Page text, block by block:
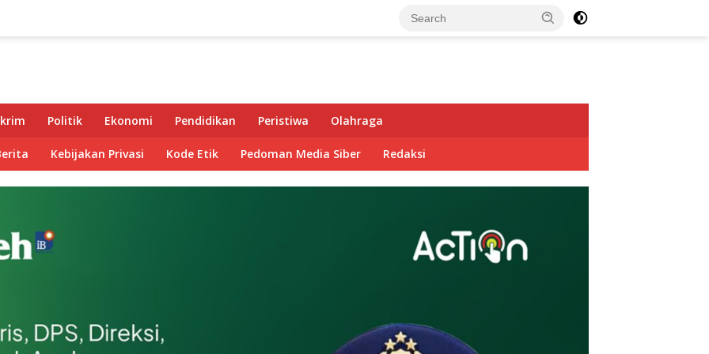
Politik Ekonomi Pendidikan Peristiwa Olahraga
Kebijakan Privasi Kode Etik Pedoman Media Siber Redaksi